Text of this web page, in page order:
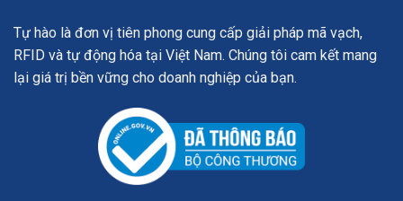
Tự hào là đơn vị tiên phong cung cấp giải pháp mã vạch,
RFID và tự động hóa tại Việt Nam. Chúng tôi cam kết mang
lại giá trị bền vững cho doanh nghiệp của bạn.